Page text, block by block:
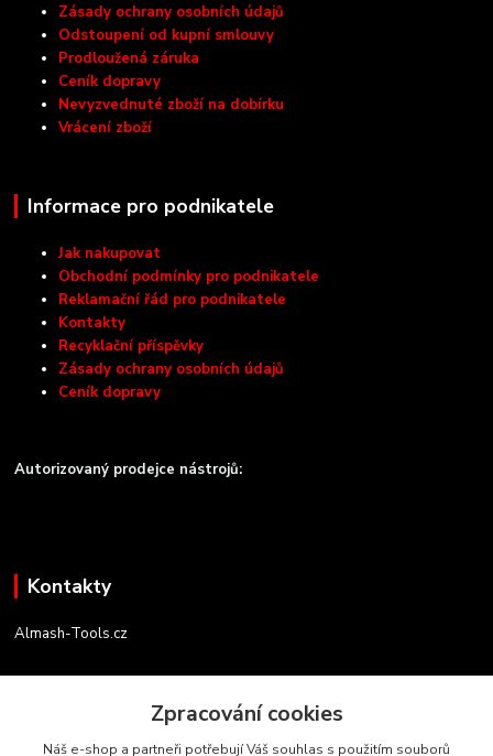
Zásady ochrany osobních údajů
Odstoupení od kupní smlouvy
Prodloužená záruka
Ceník dopravy
Nevyzvednuté zboží na dobírku
Vrácení zboží
Informace pro podnikatele
Jak nakupovat
Obchodní podmínky pro podnikatele
Reklamační řád pro podnikatele
Kontakty
Recyklační příspěvky
Zásady ochrany osobních údajů
Ceník dopravy
Autorizovaný prodejce nástrojů:
Kontakty
Almash-Tools.cz
Aleš Kolář
+420 603 145 054Zpracování cookies
Náš e-shop a partneři potřebují Váš souhlas s použitím souborů